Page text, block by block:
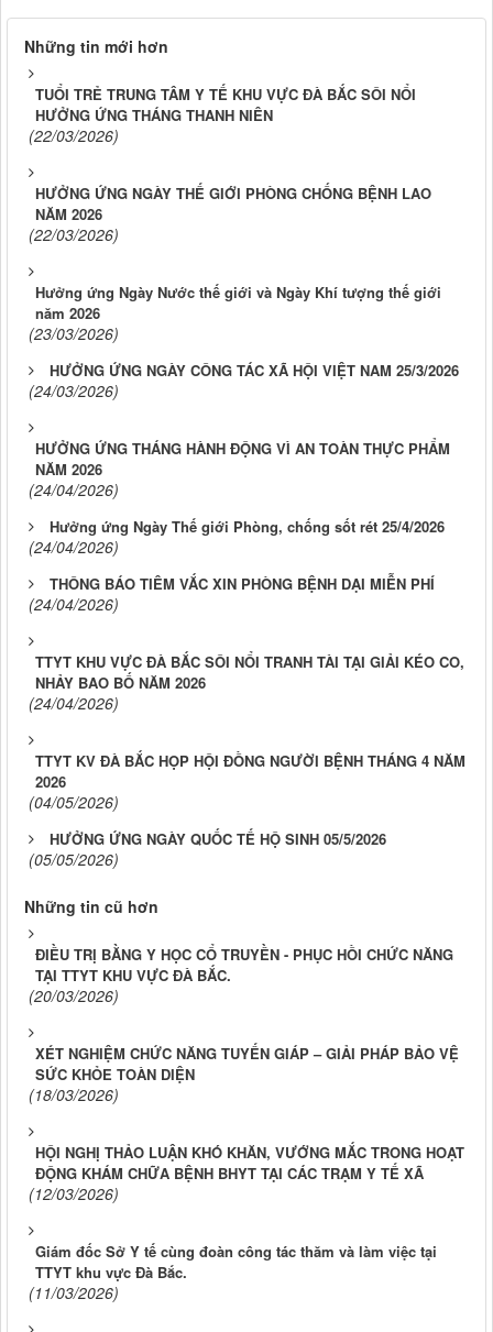
Những tin mới hơn
TUỔI TRẺ TRUNG TÂM Y TẾ KHU VỰC ĐÀ BẮC SÔI NỔI
HƯỞNG ỨNG THÁNG THANH NIÊN
(22/03/2026)
HƯỞNG ỨNG NGÀY THẾ GIỚI PHÒNG CHỐNG BỆNH LAO
NĂM 2026
(22/03/2026)
Hưởng ứng Ngày Nước thế giới và Ngày Khí tượng thế giới
năm 2026
(23/03/2026)
HƯỞNG ỨNG NGÀY CÔNG TÁC XÃ HỘI VIỆT NAM 25/3/2026
(24/03/2026)
HƯỞNG ỨNG THÁNG HÀNH ĐỘNG VÌ AN TOÀN THỰC PHẨM
NĂM 2026
(24/04/2026)
Hưởng ứng Ngày Thế giới Phòng, chống sốt rét 25/4/2026
(24/04/2026)
THÔNG BÁO TIÊM VẮC XIN PHÒNG BỆNH DẠI MIỄN PHÍ
(24/04/2026)
TTYT KHU VỰC ĐÀ BẮC SÔI NỔI TRANH TÀI TẠI GIẢI KÉO CO,
NHẢY BAO BỐ NĂM 2026
(24/04/2026)
TTYT KV ĐÀ BẮC HỌP HỘI ĐỒNG NGƯỜI BỆNH THÁNG 4 NĂM
2026
(04/05/2026)
HƯỞNG ỨNG NGÀY QUỐC TẾ HỘ SINH 05/5/2026
(05/05/2026)
Những tin cũ hơn
ĐIỀU TRỊ BẰNG Y HỌC CỔ TRUYỀN - PHỤC HỒI CHỨC NĂNG
TẠI TTYT KHU VỰC ĐÀ BẮC.
(20/03/2026)
XÉT NGHIỆM CHỨC NĂNG TUYẾN GIÁP – GIẢI PHÁP BẢO VỆ
SỨC KHỎE TOÀN DIỆN
(18/03/2026)
HỘI NGHỊ THẢO LUẬN KHÓ KHĂN, VƯỚNG MẮC TRONG HOẠT
ĐỘNG KHÁM CHỮA BỆNH BHYT TẠI CÁC TRẠM Y TẾ XÃ
(12/03/2026)
Giám đốc Sở Y tế cùng đoàn công tác thăm và làm việc tại
TTYT khu vực Đà Bắc.
(11/03/2026)